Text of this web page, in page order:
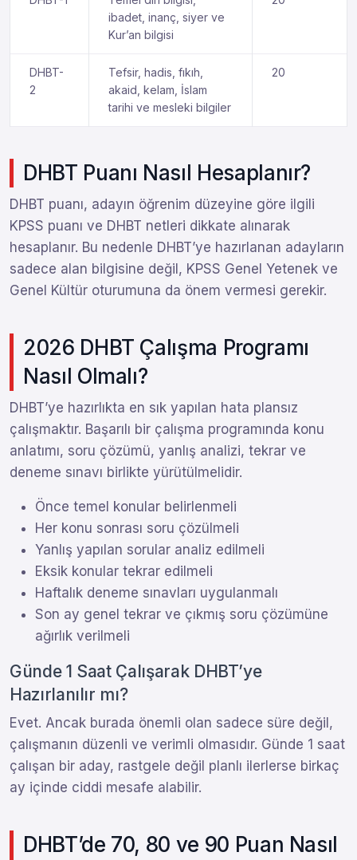
ibadet, inanç, siyer ve
Kur’an bilgisi
DHBT-
2
Tefsir, hadis, fıkıh,
akaid, kelam, İslam
tarihi ve mesleki bilgiler
20
DHBT Puanı Nasıl Hesaplanır?
DHBT puanı, adayın öğrenim düzeyine göre ilgili
KPSS puanı ve DHBT netleri dikkate alınarak
hesaplanır. Bu nedenle DHBT’ye hazırlanan adayların
sadece alan bilgisine değil, KPSS Genel Yetenek ve
Genel Kültür oturumuna da önem vermesi gerekir.
2026 DHBT Çalışma Programı
Nasıl Olmalı?
DHBT’ye hazırlıkta en sık yapılan hata plansız
çalışmaktır. Başarılı bir çalışma programında konu
anlatımı, soru çözümü, yanlış analizi, tekrar ve
deneme sınavı birlikte yürütülmelidir.
Önce temel konular belirlenmeli
Her konu sonrası soru çözülmeli
Yanlış yapılan sorular analiz edilmeli
Eksik konular tekrar edilmeli
Haftalık deneme sınavları uygulanmalı
Son ay genel tekrar ve çıkmış soru çözümüne
ağırlık verilmeli
Günde 1 Saat Çalışarak DHBT’ye
Hazırlanılır mı?
Evet. Ancak burada önemli olan sadece süre değil,
çalışmanın düzenli ve verimli olmasıdır. Günde 1 saat
çalışan bir aday, rastgele değil planlı ilerlerse birkaç
ay içinde ciddi mesafe alabilir.
DHBT’de 70, 80 ve 90 Puan Nasıl